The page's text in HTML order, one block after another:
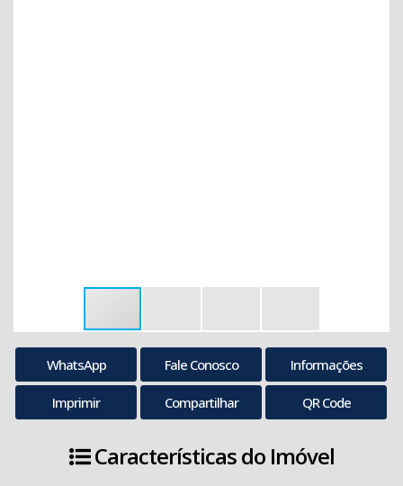
WhatsApp Fale Conosco Informações
Imprimir Compartilhar QR Code
Características do Imóvel